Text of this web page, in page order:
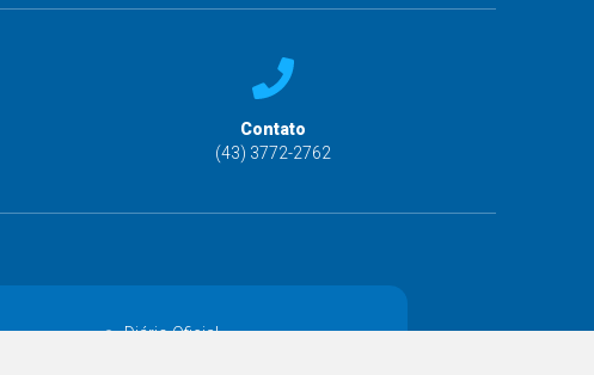
Contato
(43) 3772-2762
Diário Oficial